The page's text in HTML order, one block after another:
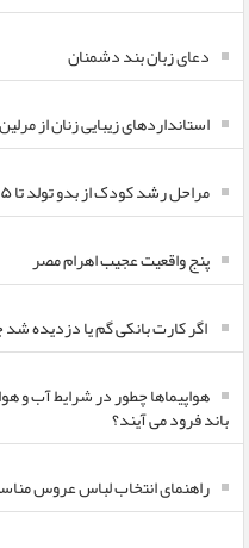
دعای زبان بند دشمنان
استانداردهای زیبایی زنان از
مراحل رشد کودک از بدو تولد تا ۵ سالگی
پنج واقعیت عجیب اهرام مصر
اگر کارت بانکی گم یا دزدیده شد
هواپیماها چطور در شرایط آب و
باند فرود می آیند؟
راهنمای انتخاب لباس عروس